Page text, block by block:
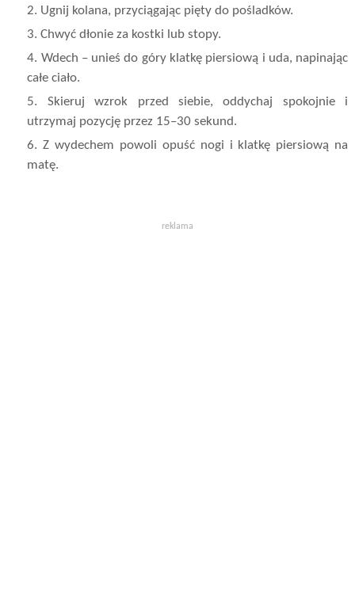
2. Ugnij kolana, przyciągając pięty do pośladków.
3. Chwyć dłonie za kostki lub stopy.
4. Wdech – unieś do góry klatkę piersiową i uda, napinając
całe ciało.
5. Skieruj wzrok przed siebie, oddychaj spokojnie i
utrzymaj pozycję przez 15–30 sekund.
6. Z wydechem powoli opuść nogi i klatkę piersiową na
matę.
reklama